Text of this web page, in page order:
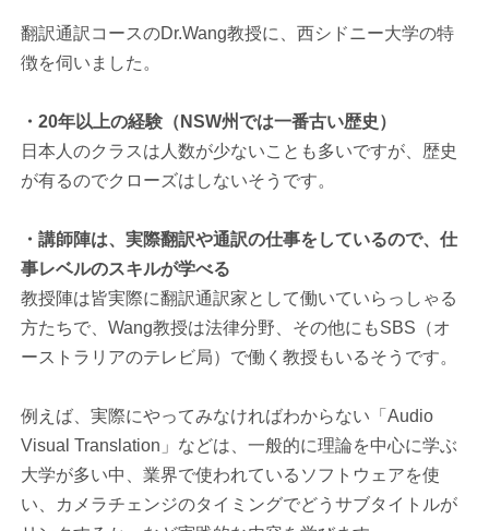
翻訳通訳コースのDr.Wang教授に、西シドニー大学の特
徴を伺いました。
・20年以上の経験（NSW州では一番古い歴史）
日本人のクラスは人数が少ないことも多いですが、歴史
が有るのでクローズはしないそうです。
・講師陣は、実際翻訳や通訳の仕事をしているので、仕
事レベルのスキルが学べる
教授陣は皆実際に翻訳通訳家として働いていらっしゃる
方たちで、Wang教授は法律分野、その他にもSBS（オ
ーストラリアのテレビ局）で働く教授もいるそうです。
例えば、実際にやってみなければわからない「Audio
Visual Translation」などは、一般的に理論を中心に学ぶ
大学が多い中、業界で使われているソフトウェアを使
い、カメラチェンジのタイミングでどうサブタイトルが